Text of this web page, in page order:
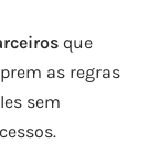
que
as regras
sem